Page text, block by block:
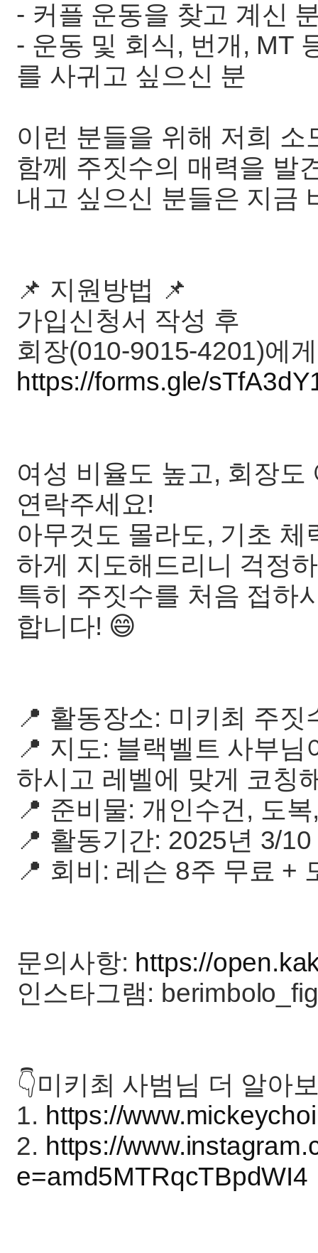
- 커플 운동을 찾고 계신
- 운동 및 회식, 번개, MT
를 사귀고 싶으신 분
이런 분들을 위해 저희
함께 주짓수의 매력을 발
내고 싶으신 분들은 지금
📌 지원방법 📌
가입신청서 작성 후
회장(010-9015-4201)에
https://forms.gle/
여성 비율도 높고, 회장
연락주세요!
아무것도 몰라도, 기초
하게 지도해드리니 걱정
특히 주짓수를 처음 접하
합니다! 😄
📍 활동장소: 미키최 주
📍 지도: 블랙벨트 사부
하시고 레벨에 맞게 코칭
📍 준비물: 개인수건, 도
📍 활동기간: 2025년 3/
📍 회비: 레슨 8주 무료 +
문의사항: https://
인스타그램:
👇미키최 사범님 더 알아
1. https://
2. https://
e=amd5MTRqcTBpdWI4